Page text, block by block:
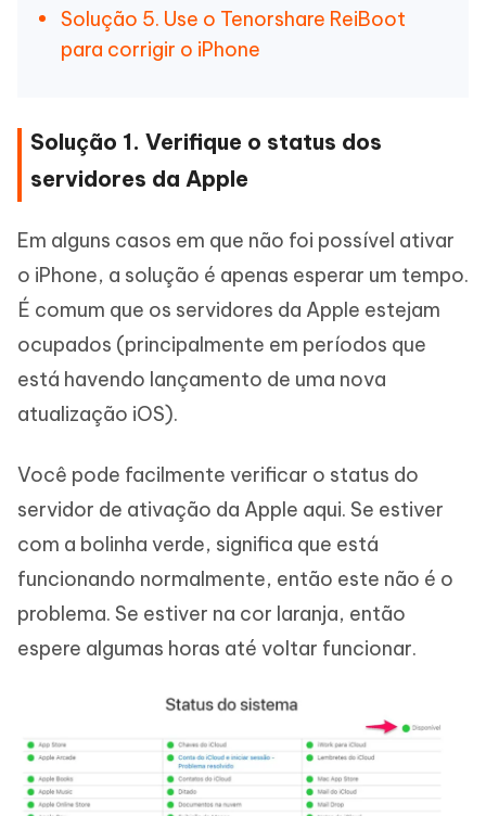
Solução 5. Use o Tenorshare ReiBoot
para corrigir o iPhone
Solução 1. Verifique o status dos
servidores da Apple
Em alguns casos em que não foi possível ativar
o iPhone, a solução é apenas esperar um tempo.
É comum que os servidores da Apple estejam
ocupados (principalmente em períodos que
está havendo lançamento de uma nova
atualização iOS).
Você pode facilmente verificar o status do
servidor de ativação da Apple aqui. Se estiver
com a bolinha verde, significa que está
funcionando normalmente, então este não é o
problema. Se estiver na cor laranja, então
espere algumas horas até voltar funcionar.